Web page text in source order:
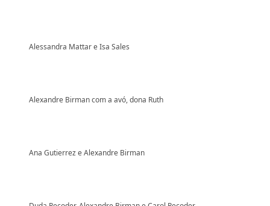
Alessandra Mattar e Isa Sales
Alexandre Birman com a avó, dona Ruth
Ana Gutierrez e Alexandre Birman